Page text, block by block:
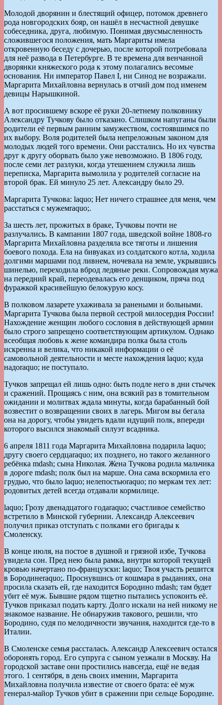
Молодой дворянин и блестящий офицер, потомок древнего
рода новгородских бояр, он нашёл в несчастной девушке
собеседника, друга, любимую. Понимая двусмысленность
сложившегося положения, мать Маргариты имела
откровенную беседу с дочерью, после которой потребовала
для неё развода в Петербурге. В те времена для венчанной
дворянки княжеского рода к этому полагались весомые
основания. Ни император Павел I, ни Синод не возражали.
Маргарита Михайловна вернулась в отчий дом под именем
девицы Нарышкиной.
А вот просившему вскоре её руки 20-летнему полковнику
Александру Тучкову было отказано. Слишком напуганы были
родители её первым ранним замужеством, состоявшимся по
их выбору. Воля родителей была непреложным законом для
молодых людей того времени. Они расстались. Но их чувства
друг к другу оборвать было уже невозможно. В 1806 году,
после семи лет разлуки, когда утешением служила лишь
переписка, Маргарита вымолила у родителей согласие на
второй брак. Ей минуло 25 лет. Александру было 29.
Маргарита Тучкова: laquo; Нет ничего страшнее для меня, чем
расстаться с мужемraquo;.
За шесть лет, прожитых в браке, Тучковы почти не
разлучались. В кампании 1807 года, шведской войне 1808-го
Маргарита Михайловна разделяла все тяготы и лишения
боевого похода. Ела на бивуаках из солдатского котла, ходила
долгими маршами под ливнем, ночевала на земле, укрывшись
шинелью, переходила вброд ледяные реки. Сопровождая мужа
на передний край, переодевалась его денщиком, пряча под
фуражкой красивейшую белокурую косу.
В полковом лазарете ухаживала за ранеными и больными.
Маргарита Тучкова была первой сестрой милосердия России!
Нахождение женщин любого сословия в действующей армии
было строго запрещено соответствующим артикулом. Однако
всеобщая любовь к жене командира полка была столь
искренна и велика, что никакой информации о её
самовольной деятельности и месте нахождения laquo; куда
надоraquo; не поступало.
Тучков запрещал ей лишь одно: быть подле него в дни стычек
и сражений. Прощаясь с ним, она всякий раз в томительном
ожидании и молитвах ждала минуты, когда барабанный бой
возвестит о возвращении своих в лагерь. Мигом вы бегала
она на дорогу, чтобы увидеть вдали идущий полк, впереди
которого высился знакомый силуэт всадника.
6 апреля 1811 года Маргарита Михайловна подарила laquo;
другу своего сердцаraquo; их позднего, но такого желанного
ребёнка mdash; сына Николая. Жена Тучкова родила мальчика
в дороге mdash; полк был на марше. Она сама вскормила его
грудью, что было laquo; нелепостьюraquo; по меркам тех лет:
родовитых детей всегда отдавали кормилице.
laquo; Грозу двенадцатого годаraquo; счастливое семейство
встретило в Минской губернии. Александр Алексеевич
получил приказ отступать с полками его бригады к
Смоленску.
В конце июля, на постое в душной и грязной избе, Тучкова
увидела сон. Пред нею была рамка, внутри которой текущей
кровью начертано по-французски: laquo; Твоя участь решится
в Бородинеraquo;. Проснувшись от кошмара в рыданиях, она
просила сказать ей, где находится Бородино mdash; там будет
убит её муж. Бывшие рядом тщетно пытались успокоить её.
Тучков приказал подать карту. Долго искали на ней никому не
знакомое название. Не обнаружив такового, решили, что
Бородино, судя по мелодичности звучания, находится где-то в
Италии.
В Смоленске семья рассталась. Александр Алексеевич остался
оборонять город. Его супруга с сыном уезжали в Москву. На
городской заставе они простились навсегда, ещё не ведая
этого. 1 сентября, в день своих именин, Маргарита
Михайловна получила известие от своего брата: её муж
генерал-майор Тучков убит в сражении при сельце Бородине.